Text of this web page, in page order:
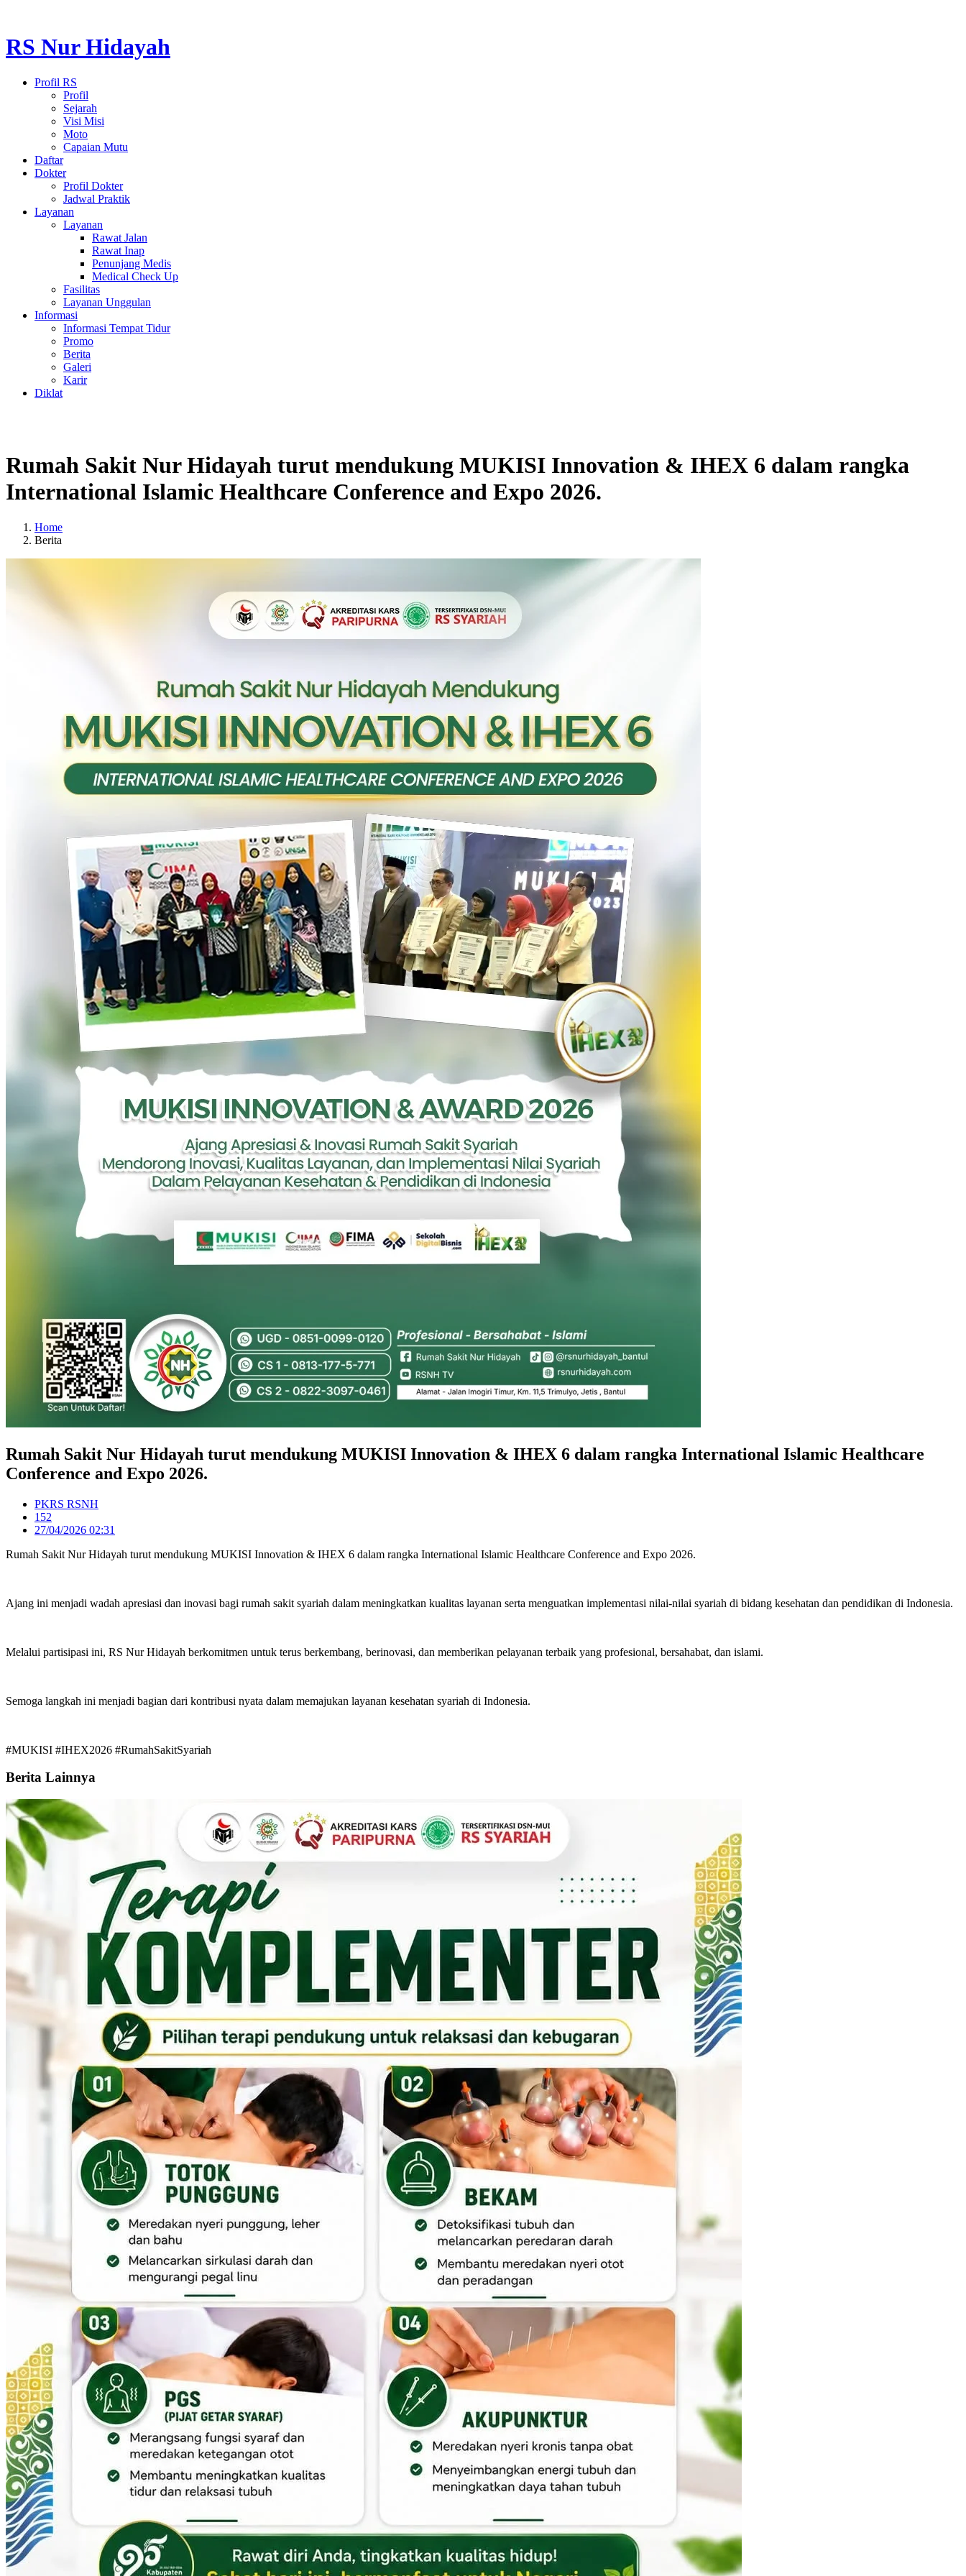
RS Nur Hidayah
Profil RS
Profil
Sejarah
Visi Misi
Moto
Capaian Mutu
Daftar
Dokter
Profil Dokter
Jadwal Praktik
Layanan
Layanan
Rawat Jalan
Rawat Inap
Penunjang Medis
Medical Check Up
Fasilitas
Layanan Unggulan
Informasi
Informasi Tempat Tidur
Promo
Berita
Galeri
Karir
Diklat
Rumah Sakit Nur Hidayah turut mendukung MUKISI Innovation & IHEX 6 dalam rangka
International Islamic Healthcare Conference and Expo 2026.
Home
Berita
Rumah Sakit Nur Hidayah turut mendukung MUKISI Innovation & IHEX 6 dalam rangka International Islamic Healthcare
Conference and Expo 2026.
PKRS RSNH
152
27/04/2026 02:31
Rumah Sakit Nur Hidayah turut mendukung MUKISI Innovation & IHEX 6 dalam rangka International Islamic Healthcare Conference and Expo 2026.
Ajang ini menjadi wadah apresiasi dan inovasi bagi rumah sakit syariah dalam meningkatkan kualitas layanan serta menguatkan implementasi nilai-nilai syariah di bidang kesehatan dan pendidikan di Indonesia.
Melalui partisipasi ini, RS Nur Hidayah berkomitmen untuk terus berkembang, berinovasi, dan memberikan pelayanan terbaik yang profesional, bersahabat, dan islami.
Semoga langkah ini menjadi bagian dari kontribusi nyata dalam memajukan layanan kesehatan syariah di Indonesia.
#MUKISI #IHEX2026 #RumahSakitSyariah
Berita Lainnya